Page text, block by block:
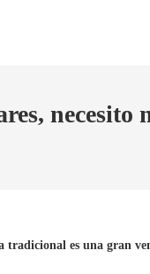
tradicional es una gran